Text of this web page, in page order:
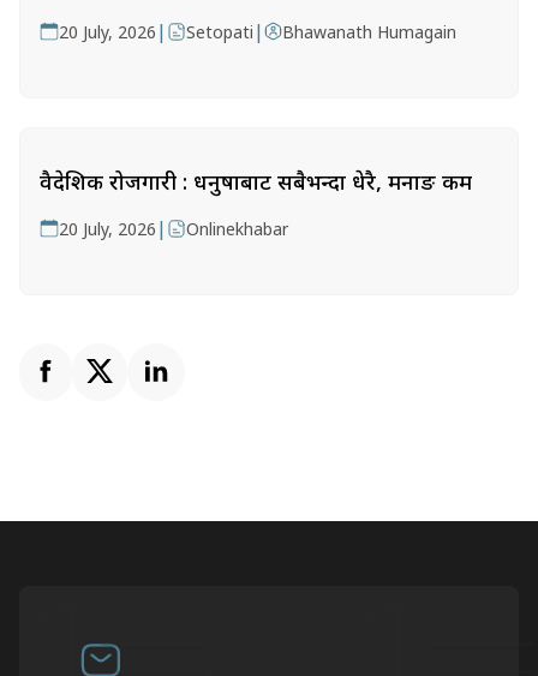
20 July, 2026 | Setopati | Bhawanath Humagain
वैदेशिक रोजगारी : धनुषाबाट सबैभन्दा धेरै, मनाङ कम
20 July, 2026 | Onlinekhabar